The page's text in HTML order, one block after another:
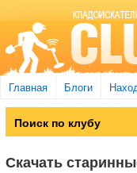
Главная Блоги
Скачать